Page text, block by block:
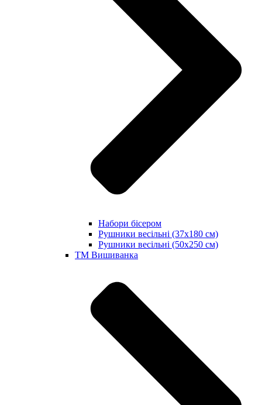
Набори бісером
Рушники весільні (37х180 см)
Рушники весільні (50х250 см)
ТМ Вишиванка